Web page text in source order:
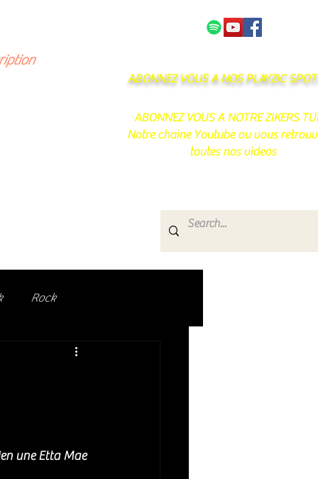
ABONNEZ VOUS A NOS PLAYZIC
ABONNEZ VOUS A NOTRE ZIKERS
Notre chaine Youtube ou vous
toutes nos videos
de passionnés !
Rock
une Etta Mae